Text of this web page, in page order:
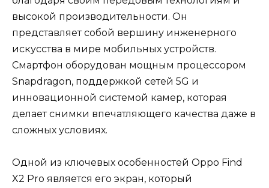
высокой производительности. Он
представляет собой вершину инженерного
искусства в мире мобильных устройств.
Смартфон оборудован мощным процессором
Snapdragon, поддержкой сетей 5G и
инновационной системой камер, которая
делает снимки впечатляющего качества даже в
сложных условиях.
Одной из ключевых особенностей Oppo Find
X2 Pro является его экран, который